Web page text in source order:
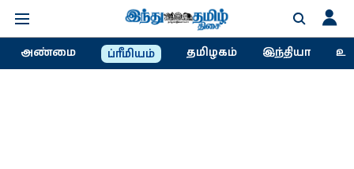
அண்மை ப்ரீமியம் தமிழகம் இந்தியா